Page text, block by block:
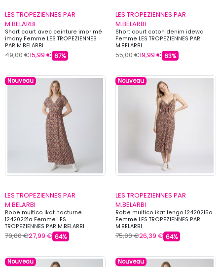
LES TROPEZIENNES PAR
M.BELARBI
Short court avec ceinture imprimé
imany Femme LES TROPEZIENNES
PAR M.BELARBI
49,00 €15,99 € 67%
LES TROPEZIENNES PAR
M.BELARBI
Short court coton denim idewa
Femme LES TROPEZIENNES PAR
M.BELARBI
55,00 €19,99 € 63%
Nouveau
LES TROPEZIENNES PAR
M.BELARBI
Robe multico ikat nocturne
12420221a Femme LES
TROPEZIENNES PAR M.BELARBI
79,00 €27,99 € 64%
Nouveau
LES TROPEZIENNES PAR
M.BELARBI
Robe multico ikat lengo 12420215a
Femme LES TROPEZIENNES PAR
M.BELARBI
75,00 €26,39 € 64%
Nouveau Nouveau